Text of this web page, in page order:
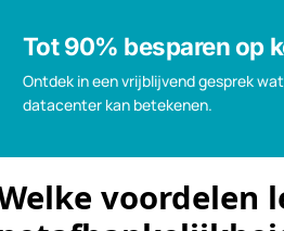
Tot slot zijn er operationele
buffer bij stroompieken of -
infrastructuur.
Tot 90% besparen